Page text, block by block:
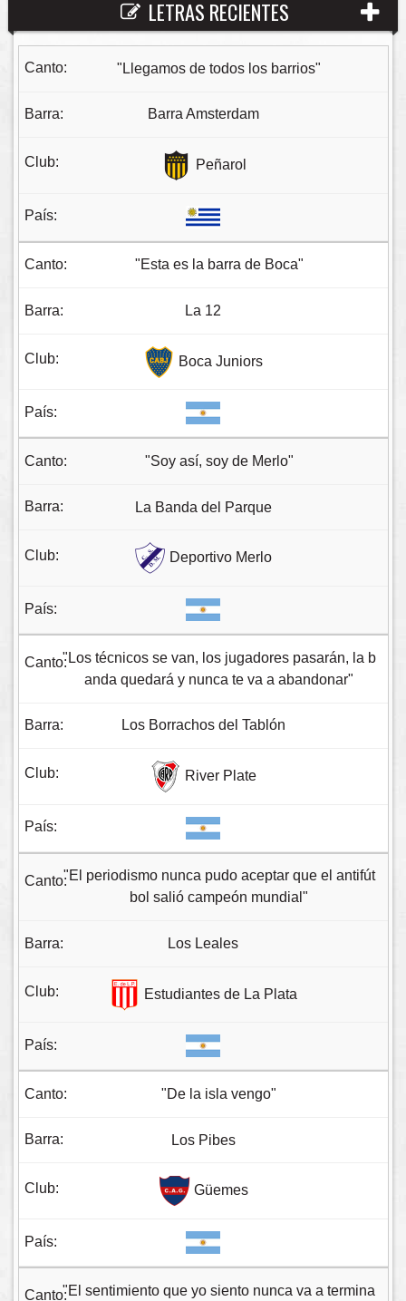
LETRAS RECIENTES
"Llegamos de todos los barrios"
Barra Amsterdam
Peñarol
"Esta es la barra de Boca"
La 12
Boca Juniors
"Soy así, soy de Merlo"
La Banda del Parque
Deportivo Merlo
"Los técnicos se van, los jugadores pasarán, la b
anda quedará y nunca te va a abandonar"
Los Borrachos del Tablón
River Plate
"El periodismo nunca pudo aceptar que el antifút
bol salió campeón mundial"
Los Leales
Estudiantes de La Plata
"De la isla vengo"
Los Pibes
Güemes
"El sentimiento que yo siento nunca va a termina